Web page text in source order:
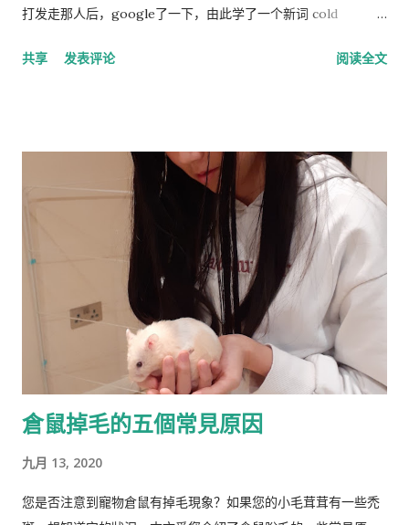
也是先锋基金的董事会成员，该基金为《人类季刊》提供资金，
罗斯·哈兰德 ( Sydney Cross Harland , 1891–1982)是一位植物学
接受教育。他曾在埃克塞特大学担任心理学讲师，在都柏林经济
与社会研究所和阿尔斯特大学担任心理学教授。 1974 年，林恩...
打发走那人后，google了一下，由此学了一个新词 cold
投票，问的是你是否介意慈善组织敲门募捐，89%的人表示反
件。想想也对，除了抄电表的每个季度来一次外，确实没有什么
重要的‘不速之客’。偶准备以后也学她，至少不轻易为陌生人开
门。
共享 发表评论 阅读全文
倉鼠掉毛的五個常見原因
九月 13, 2020
您是否注意到寵物倉鼠有掉毛現象？如果您的小毛茸茸有一些禿